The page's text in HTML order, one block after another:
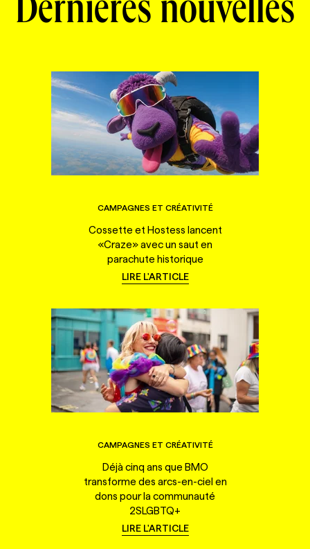
Dernières nouvelles
CAMPAGNES ET CRÉATIVITÉ
Cossette et Hostess lancent
«Craze» avec un saut en
parachute historique
LIRE L'ARTICLE
CAMPAGNES ET CRÉATIVITÉ
Déjà cinq ans que BMO
transforme des arcs-en-ciel en
dons pour la communauté
2SLGBTQ+
LIRE L'ARTICLE